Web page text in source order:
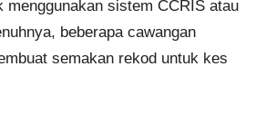
menggunakan sistem CCRIS atau
beberapa cawangan
semakan rekod untuk kes